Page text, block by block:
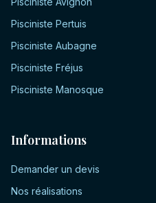
Pisciniste Pertuis
Pisciniste Aubagne
Pisciniste Fréjus
Pisciniste Manosque
Informations
Demander un devis
Nos réalisations